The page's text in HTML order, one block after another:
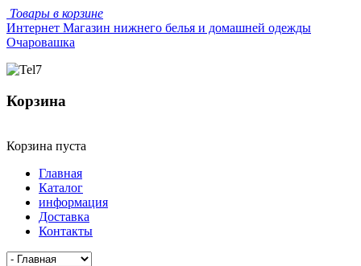
Товары в корзине
Интернет Магазин нижнего белья и домашней одежды
Очаровашка
Корзина
Корзина пуста
Главная
Каталог
информация
Доставка
Контакты